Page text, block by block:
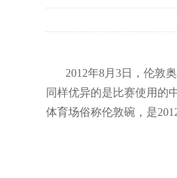
2012年8月3日，伦敦
同样优异的是比赛使用的
体育场俗称伦敦碗，是